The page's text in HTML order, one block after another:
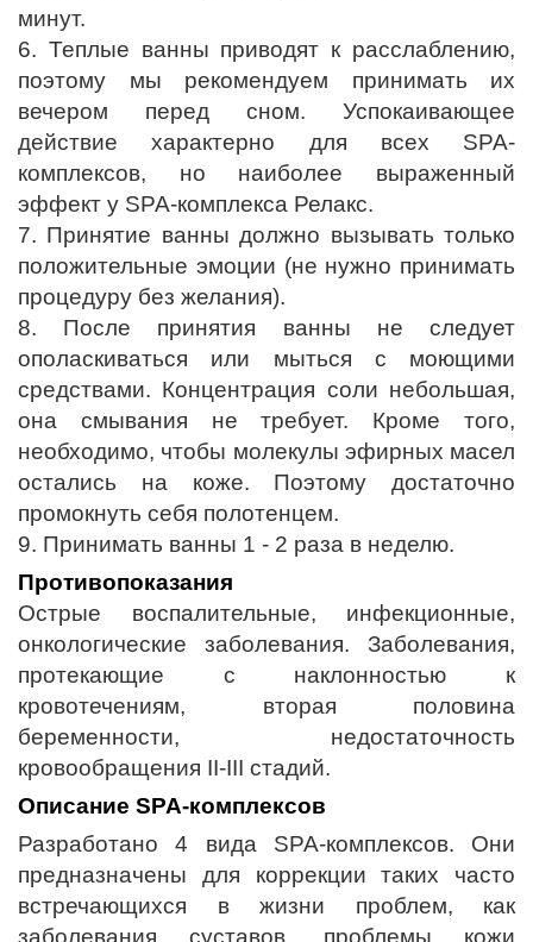
минут.
6. Теплые ванны приводят к расслаблению,
поэтому мы рекомендуем принимать их
вечером перед сном. Успокаивающее
действие характерно для всех SPA-
комплексов, но наиболее выраженный
эффект у SPA-комплекса Релакс.
7. Принятие ванны должно вызывать только
положительные эмоции (не нужно принимать
процедуру без желания).
8. После принятия ванны не следует
ополаскиваться или мыться с моющими
средствами. Концентрация соли небольшая,
она смывания не требует. Кроме того,
необходимо, чтобы молекулы эфирных масел
остались на коже. Поэтому достаточно
промокнуть себя полотенцем.
9. Принимать ванны 1 - 2 раза в неделю.
Противопоказания
Острые воспалительные, инфекционные,
онкологические заболевания. Заболевания,
протекающие с наклонностью к
кровотечениям, вторая половина
беременности, недостаточность
кровообращения II-III стадий.
Описание SPA-комплексов
Разработано 4 вида SPA-комплексов. Они
предназначены для коррекции таких часто
встречающихся в жизни проблем, как
заболевания суставов, проблемы кожи